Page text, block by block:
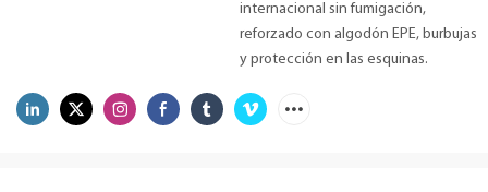
internacional sin fumigación,
reforzado con algodón EPE, burbujas
y protección en las esquinas.